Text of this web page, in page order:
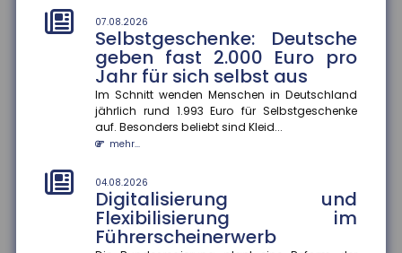
07.08.2026
Selbstgeschenke: Deutsche
geben fast 2.000 Euro pro
Jahr für sich selbst aus
Im Schnitt wenden Menschen in Deutschland
jährlich rund 1.993 Euro für Selbstgeschenke
auf. Besonders beliebt sind Kleid...
mehr...
04.08.2026
Digitalisierung und
Flexibilisierung im
Führerscheinerwerb
mehr...
04.08.2026
Hitzeschutz als Bildungsfaktor
Klimaanlagen zu Hause verbessern Schulerfolge ?
aber nicht für alle. Die Verfügbarkeit von
Klimaanlagen in Wohnungen be...
mehr...
04.08.2026
Rentenzahlbeträge variieren
stark zwischen Bundesländern
und Geschlechtern